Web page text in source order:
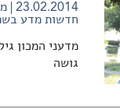
23.02.2014
חדשות מדע
מדעני המכון
גושה